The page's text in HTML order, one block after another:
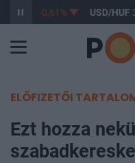
363,17 -0,61% USD/HUF
ELŐFIZETŐI
Ezt hozza